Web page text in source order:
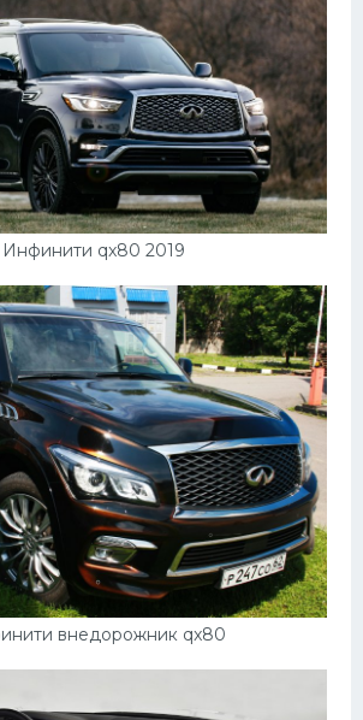
Инфинити qx80 2019
внедорожник qx80